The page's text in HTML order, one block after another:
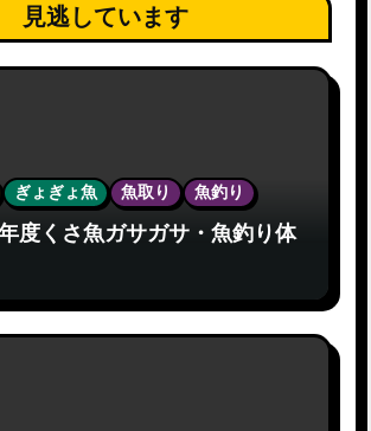
見逃しています
ぎょぎょ魚 魚取り 魚釣り
度くさ魚ガサガサ・魚釣り体